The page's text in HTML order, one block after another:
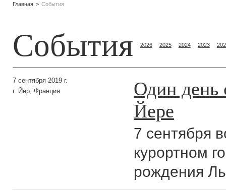
Родительские
Главная События
События 2026 2025 2024 2023
7 сентября 2019 г.
г. Йер, Франция
Один день
Йере
7 сентября
курортном
рождения